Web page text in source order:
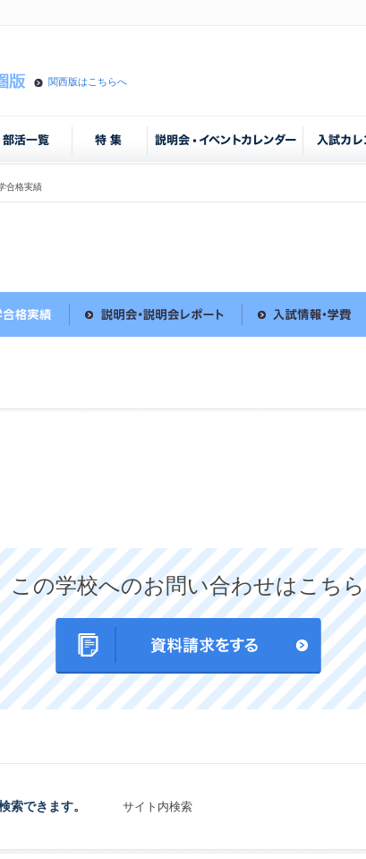
関西版はこちらへ
合格実績
この学校へのお問い合わせはこちら
索できます。 サイト内検索